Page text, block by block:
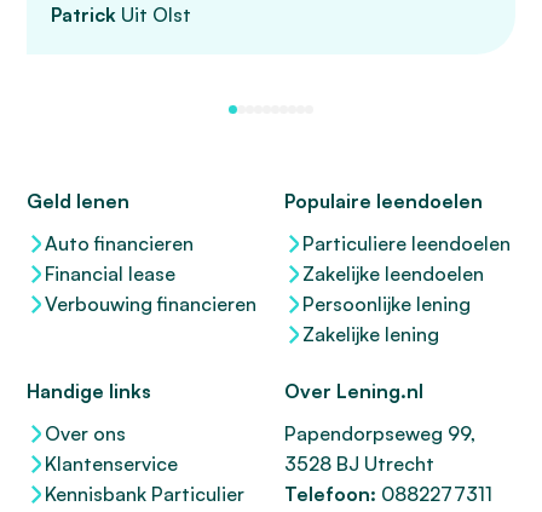
Patrick Uit Olst
Geld lenen
Auto financieren
Financial lease
Verbouwing financieren
Populaire leendoelen
Particuliere leendoelen
Zakelijke leendoelen
Persoonlijke lening
Zakelijke lening
Handige links
Over ons
Klantenservice
Kennisbank Particulier
Over Lening.nl
Papendorpseweg 99,
3528 BJ Utrecht
Telefoon: 0882277311